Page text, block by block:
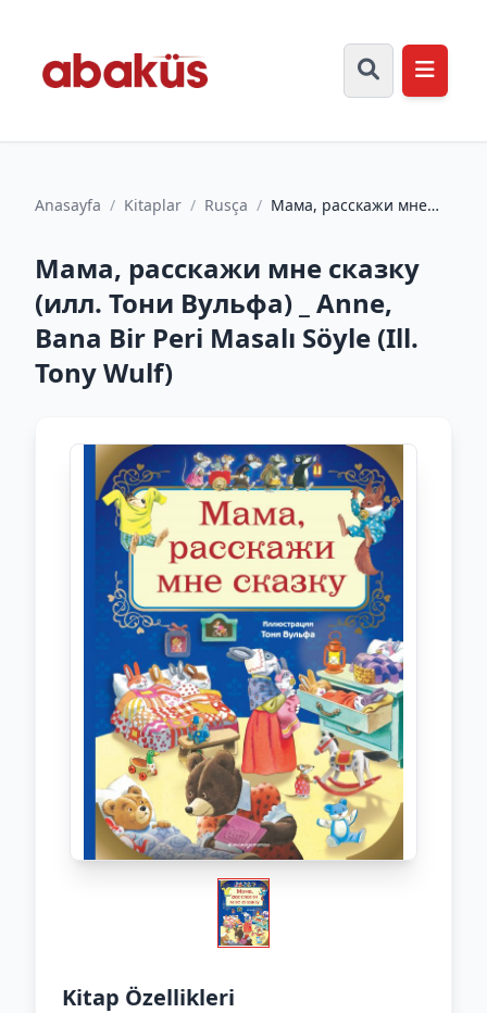
Anasayfa / Kitaplar / Rusça / Мама, расскажи мне
Bir Pe...
Мама, расскажи мне сказку
(илл. Тони Вульфа) _ Anne,
Bana Bir Peri Masalı Söyle (Ill.
Tony Wulf)
Kitap Özellikleri